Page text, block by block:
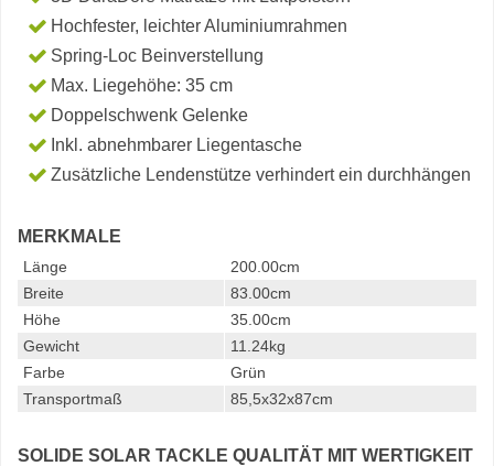
Hochfester, leichter Aluminiumrahmen
Spring-Loc Beinverstellung
Max. Liegehöhe: 35 cm
Doppelschwenk Gelenke
Inkl. abnehmbarer Liegentasche
Zusätzliche Lendenstütze verhindert ein durchhängen
MERKMALE
Länge
200.00cm
Breite
83.00cm
Höhe
35.00cm
Gewicht
11.24kg
Farbe
Grün
Transportmaß
85,5x32x87cm
SOLIDE SOLAR TACKLE QUALITÄT MIT WERTIGKEIT